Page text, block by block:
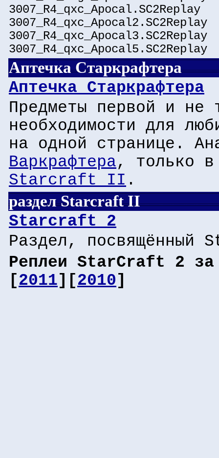
3007_R4_qxc_Apocal.SC2Replay
3007_R4_qxc_Apocal2.SC2Replay
3007_R4_qxc_Apocal3.SC2Replay
3007_R4_qxc_Apocal5.SC2Replay
Аптечка Старкрафтера
Аптечка Старкрафтера
Предметы первой и не
необходимости для
на одной странице.
Варкрафтера, только в
Starcraft II .
раздел Starcraft II
Starcraft 2
Раздел,
Реплеи StarCraft 2
[2011][2010]